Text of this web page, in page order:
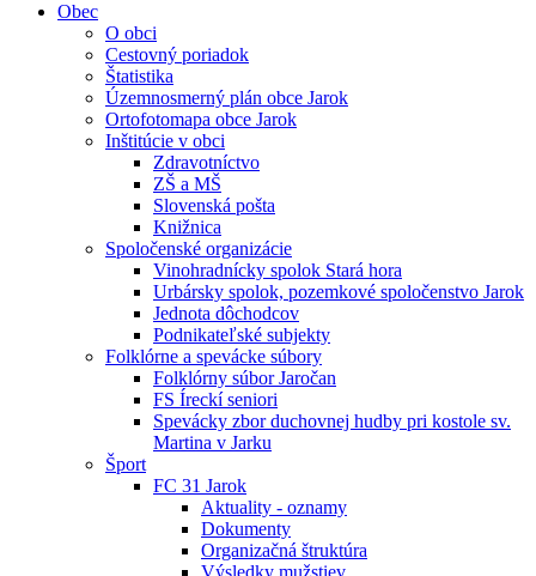
Obec
O obci
Cestovný poriadok
Štatistika
Územnosmerný plán obce Jarok
Ortofotomapa obce Jarok
Inštitúcie v obci
Zdravotníctvo
ZŠ a MŠ
Slovenská pošta
Knižnica
Spoločenské organizácie
Vinohradnícky spolok Stará hora
Urbársky spolok, pozemkové spoločenstvo Jarok
Jednota dôchodcov
Podnikateľské subjekty
Folklórne a spevácke súbory
Folklórny súbor Jaročan
FS Íreckí seniori
Spevácky zbor duchovnej hudby pri kostole sv.
Martina v Jarku
Šport
FC 31 Jarok
Aktuality - oznamy
Dokumenty
Organizačná štruktúra
Výsledky mužstiev